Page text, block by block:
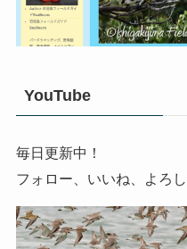
YouTube
毎日更新中！
フォロー、いいね、よろ